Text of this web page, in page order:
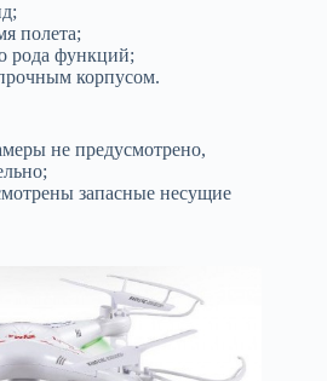
полета;
рода функций;
корпусом.
не предусмотрено,
запасные несущие